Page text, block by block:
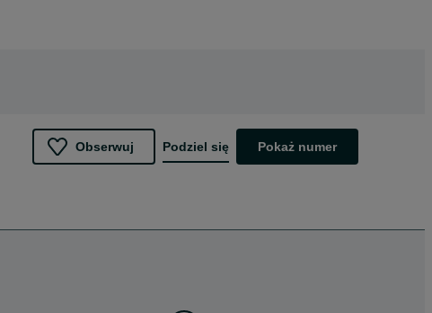
Obserwuj Podziel się Pokaż numer